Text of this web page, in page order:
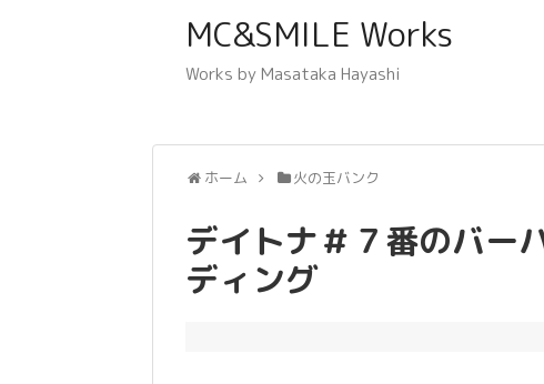
MC&SMILE Works
Works by Masataka Hayashi
ホーム 火の玉バンク
デイトナ＃７番のバー
ディング